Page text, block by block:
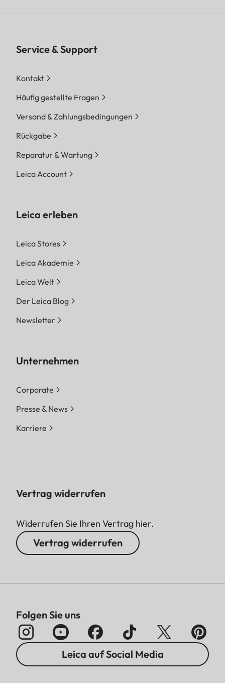
Service & Support
Kontakt
Häufig gestellte Fragen
Versand & Zahlungsbedingungen
Rückgabe
Reparatur & Wartung
Leica Account
Leica erleben
Leica Stores
Leica Akademie
Leica Welt
Der Leica Blog
Newsletter
Unternehmen
Corporate
Presse & News
Karriere
Vertrag widerrufen
Widerrufen Sie Ihren Vertrag hier.
Vertrag widerrufen
Folgen Sie uns
Leica auf Social Media